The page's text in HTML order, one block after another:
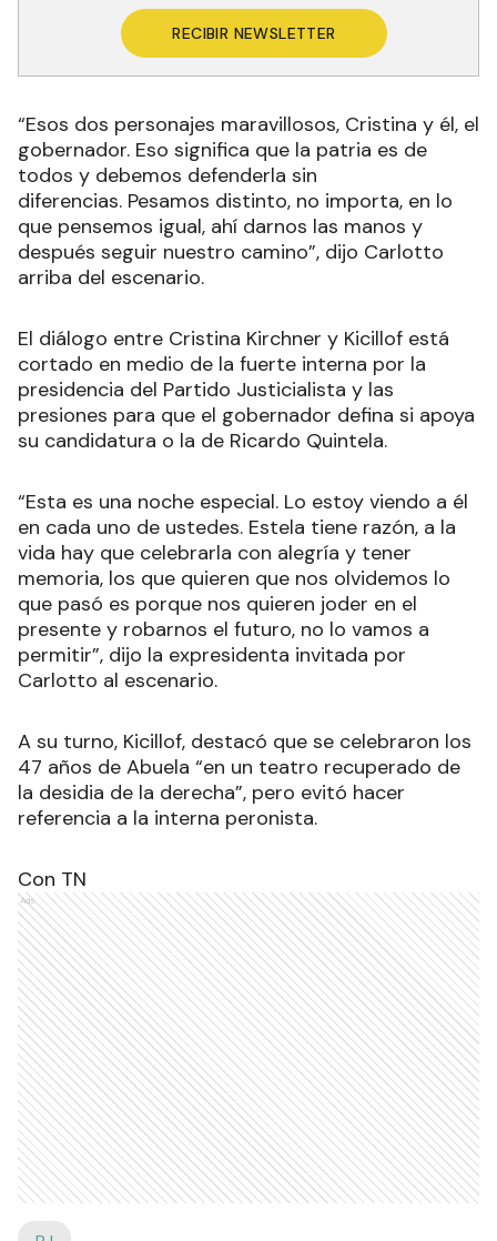
RECIBIR NEWSLETTER
“Esos dos personajes maravillosos, Cristina y él, el
gobernador. Eso significa que la patria es de
todos y debemos defenderla sin
diferencias. Pesamos distinto, no importa, en lo
que pensemos igual, ahí darnos las manos y
después seguir nuestro camino”, dijo Carlotto
arriba del escenario.
El diálogo entre Cristina Kirchner y Kicillof está
cortado en medio de la fuerte interna por la
presidencia del Partido Justicialista y las
presiones para que el gobernador defina si apoya
su candidatura o la de Ricardo Quintela.
“Esta es una noche especial. Lo estoy viendo a él
en cada uno de ustedes. Estela tiene razón, a la
vida hay que celebrarla con alegría y tener
memoria, los que quieren que nos olvidemos lo
que pasó es porque nos quieren joder en el
presente y robarnos el futuro, no lo vamos a
permitir”, dijo la expresidenta invitada por
Carlotto al escenario.
A su turno, Kicillof, destacó que se celebraron los
47 años de Abuela “en un teatro recuperado de
la desidia de la derecha”, pero evitó hacer
referencia a la interna peronista.
Con TN
Ads